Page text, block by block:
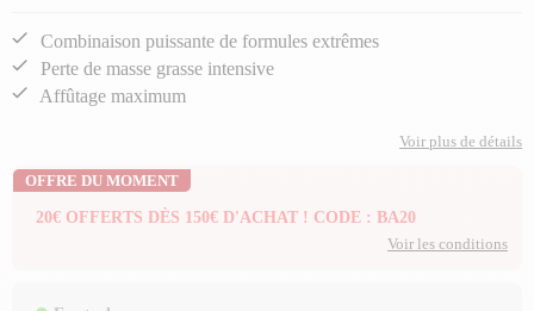
Combinaison puissante de formules extrêmes
Perte de masse grasse intensive
Affûtage maximum
Voir plus de détails
OFFRE DU MOMENT
20€ OFFERTS DÈS 150€ D'ACHAT ! CODE : BA20
Voir les conditions